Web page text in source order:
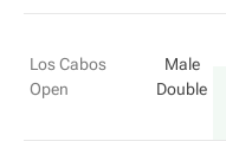
Los Cabos
Open
Male
Double